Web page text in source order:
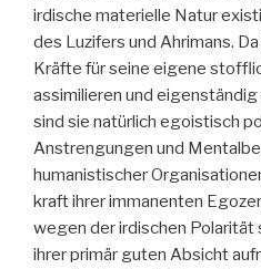
irdische materielle Natur
des Luzifers und Ahrimans.
Kräfte für seine eigene
assimilieren und
sind sie natürlich egoistisch
Anstrengungen und
humanistischer
kraft ihrer immanenten
wegen der irdischen
ihrer primär guten Absicht